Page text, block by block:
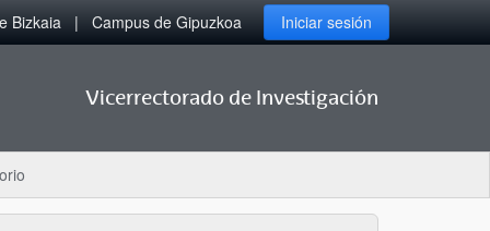
Bizkaia Campus de Gipuzkoa Iniciar sesión
Vicerrectorado de Investigación